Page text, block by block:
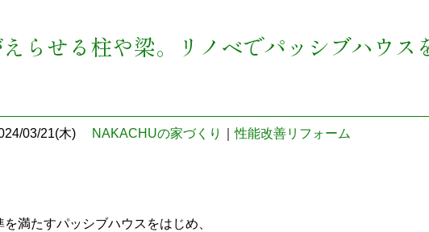
らせる柱や梁。リノベでパッシブハウス
03/21(木) NAKACHUの家づくり ｜性能改善リフォーム
満たすパッシブハウスをはじめ、